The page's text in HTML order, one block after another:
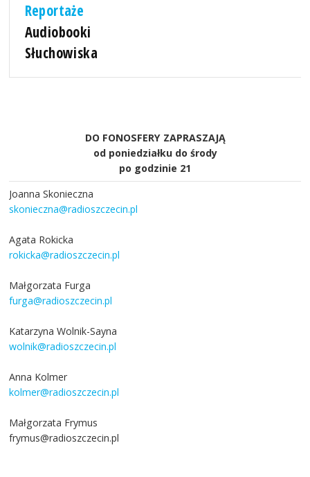
Reportaże
Audiobooki
Słuchowiska
DO FONOSFERY ZAPRASZAJĄ
od poniedziałku do środy
po godzinie 21
Joanna Skonieczna
skonieczna@radioszczecin.pl
Agata Rokicka
rokicka@radioszczecin.pl
Małgorzata Furga
furga@radioszczecin.pl
Katarzyna Wolnik-Sayna
wolnik@radioszczecin.pl
Anna Kolmer
kolmer@radioszczecin.pl
Małgorzata Frymus
frymus@radioszczecin.pl